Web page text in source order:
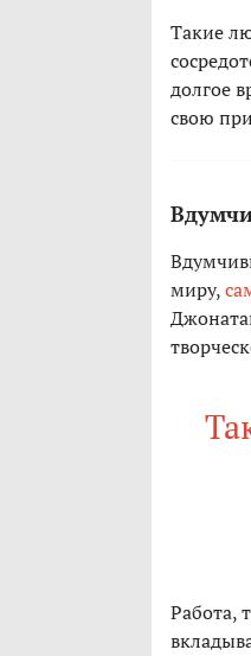
Такие
долгое
свою
миру,
Работа,